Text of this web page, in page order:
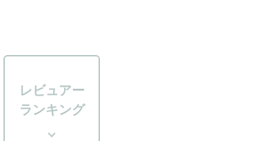
レビュアー
ランキング